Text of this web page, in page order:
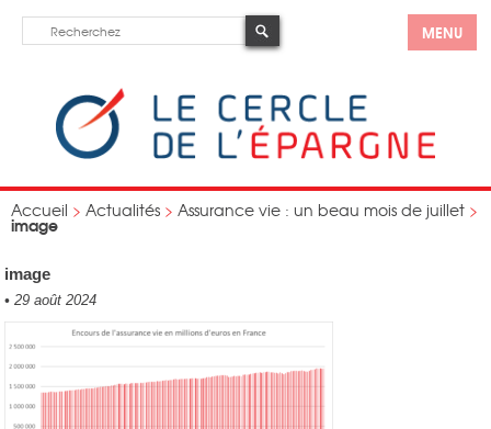
MENU
Accueil > Actualités > Assurance vie : un beau mois de juillet >
image
image
• 29 août 2024